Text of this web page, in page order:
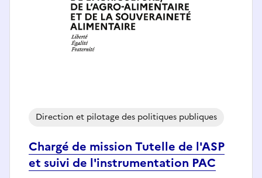
Chargé de mission Tutelle de l'ASP
et suivi de l'instrumentation PAC
Direction et pilotage des politiques publiques